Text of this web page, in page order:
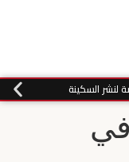
لنشر السكينة